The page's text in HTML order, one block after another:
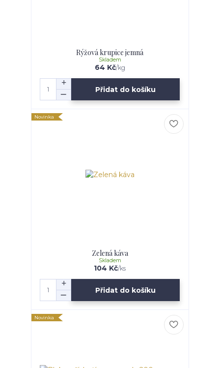
Rýžová krupice jemná
64 Kč/kg
Skladem
Přidat do košíku
Novinka
Zelená káva
104 Kč/ks
Skladem
Přidat do košíku
Novinka